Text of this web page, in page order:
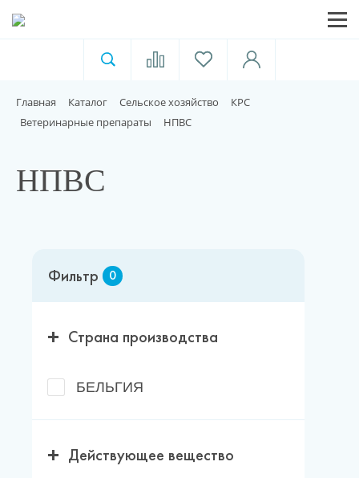
Для пищевой индустрии
Каталог
Доставка и оплата
Главная Каталог Сельское хозяйство
КРС
Ветеринарные препараты
НПВС
НПВС
Фильтр 0
Страна производства
БЕЛЬГИЯ
Действующее вещество